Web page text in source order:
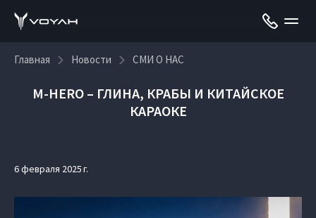
Главная Новости СМИ О НАС
M-HERO – ГЛИНА, КРАБЫ И КИТАЙСКОЕ
КАРАОКЕ
6 февраля 2025 г.